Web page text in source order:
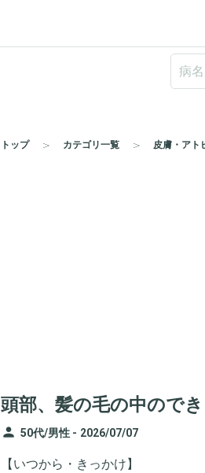
トップ カテゴリ一覧 皮膚・アト
頭部、髪の毛の中ので
person 50代/男性 - 2026/07/07
【いつから・きっかけ】